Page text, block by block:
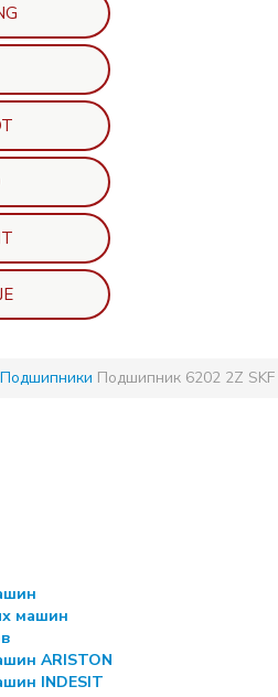
Подшипники Подшипник 6202 2Z SKF
машин
ARISTON
INDESIT